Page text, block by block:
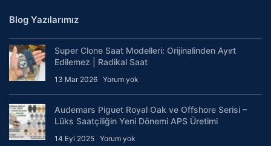
Blog Yazılarımız
Super Clone Saat Modelleri: Orijinalinden Ayırt
Edilemez | Radikal Saat
13 Mar 2026 Yorum yok
Audemars Piguet Royal Oak ve Offshore Serisi –
Lüks Saatçiliğin Yeni Dönemi APS Üretimi
14 Eyl 2025 Yorum yok